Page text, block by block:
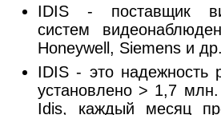
IDIS - поставщик
систем
Honeywell, Siemens и
IDIS - это
установлено > 1,7 млн.
Idis, каждый месяц